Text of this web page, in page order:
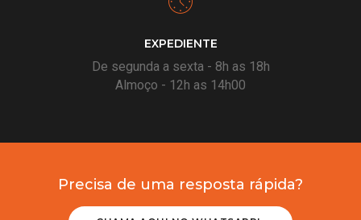
EXPEDIENTE
De segunda a sexta - 8h as 18h
Almoço - 12h as 14h00
Precisa de uma resposta rápida?